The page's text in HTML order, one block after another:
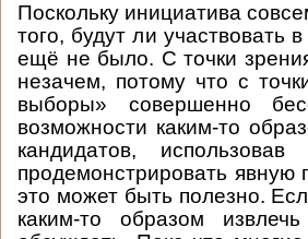
Поскольку инициатива
того, будут ли участвовать
ещё не было. С точки
незачем, потому что с
выборы» совершенно
возможности каким-то
кандидатов,
продемонстрировать явную
это может быть полезно.
каким-то образом